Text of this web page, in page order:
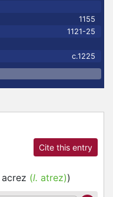
1155
1121-25
c.1225
Cite this entry
acrez (l. atrez))